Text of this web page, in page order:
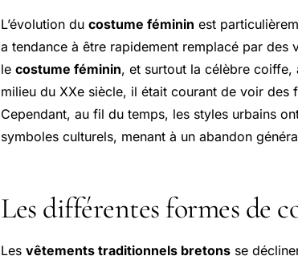
L’évolution du costume féminin est
a tendance à être rapidement remplacé par des
le costume féminin, et surtout la célèbre coiffe,
milieu du XXe siècle, il était courant de voir des
Cependant, au fil du temps, les styles urbains
symboles culturels, menant à un abandon
Les différentes formes de
Les vêtements traditionnels bretons se